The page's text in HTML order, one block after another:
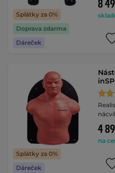
Splátky za 0%
Doprava zdarma
Dáreček
8
Splátky za 0%
Dáreček
4
na